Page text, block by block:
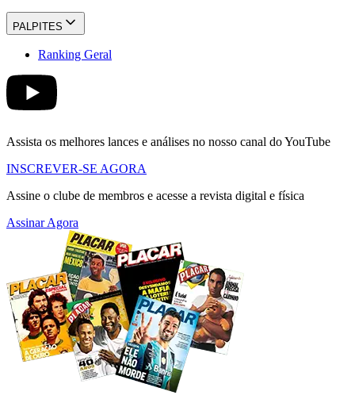
PALPITES
Ranking Geral
Assista os melhores lances e análises no nosso canal do YouTube
INSCREVER-SE AGORA
Assine o clube de membros e acesse a revista digital e física
Assinar Agora